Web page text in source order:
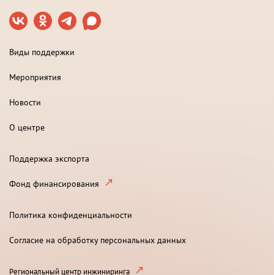
Виды поддержки
Мероприятия
Новости
О центре
Поддержка экспорта
Фонд финансирования
Политика конфиденциальности
Согласие на обработку персональных данных
Региональный центр инжиниринга